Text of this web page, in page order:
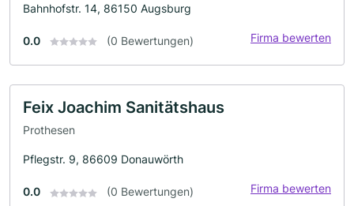
Bahnhofstr. 14, 86150 Augsburg
0.0 (0 Bewertungen) Firma bewerten
Feix Joachim Sanitätshaus
Prothesen
Pflegstr. 9, 86609 Donauwörth
0.0 (0 Bewertungen) Firma bewerten